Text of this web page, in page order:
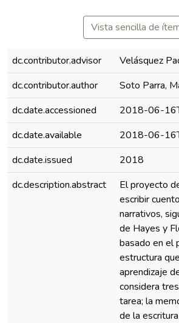
Vista sencilla de
dc.contributor.advisor
Velásquez
dc.contributor.author
Soto Parra,
dc.date.accessioned
2018-06-
dc.date.available
2018-06-
dc.date.issued
2018
dc.description.abstract
El proyecto
escribir
narrativos,
de Hayes y
basado en el
estructura
aprendizaje
considera
tarea; la
de la